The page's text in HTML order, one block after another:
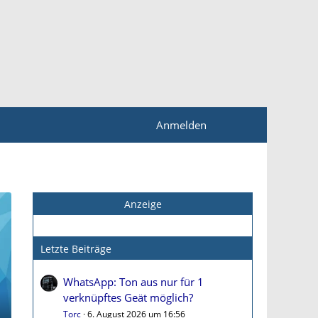
Anmelden
Anzeige
Letzte Beiträge
WhatsApp: Ton aus nur für 1
verknüpftes Geät möglich?
Torc 6. August 2026 um 16:56